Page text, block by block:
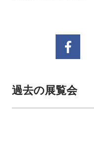
過去の展覧会